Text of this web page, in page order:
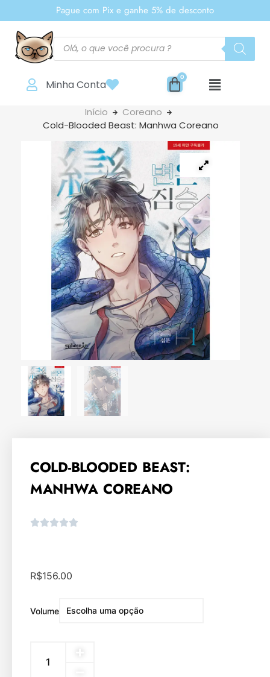
Pague com Pix e ganhe 5% de desconto
Minha Conta
Início
Coreano
Cold-Blooded Beast: Manhwa Coreano
COLD-BLOODED BEAST:
MANHWA COREANO
R$156.00
Volume